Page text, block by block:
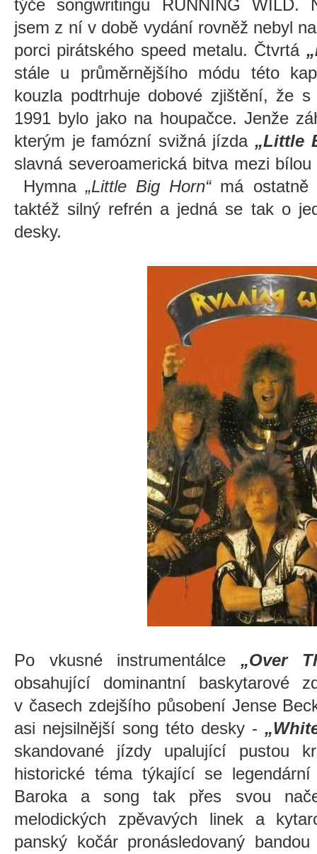
týče songwritingu RUNNING WILD.
jsem z ní v době vydání rovněž nebyl
porci pirátského speed metalu. Čtvrtá
stále u průměrnějšího módu této
kouzla podtrhuje dobové zjištění, že
1991 bylo jako na houpačce. Jenže
kterým je famózní svižná jízda „Little
slavná severoamerická bitva mezi
Hymna„Little Big Horn“má ostatně
taktéž silný refrén a jedná se tak o
desky.
Po vkusné instrumentálce „Over
obsahující dominantní baskytarové
v časech zdejšího působení Jense
asi nejsilnější song této desky -
skandované jízdy upalující pustou
historické téma týkající se
Baroka a song tak přes svou
melodických zpěvavých linek a
panský kočár pronásledovaný